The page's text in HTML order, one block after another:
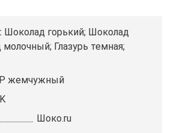
Шоколад горький; Шоколад
Глазурь темная;
жемчужный
Шоко.ru